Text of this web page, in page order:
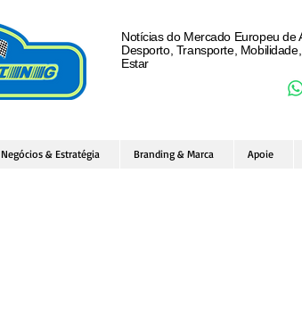
Notícias do Mercado Europeu de
Desporto, Transporte,
Estar
Negócios & Estratégia Branding & Marca Apoie